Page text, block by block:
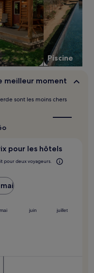
Piscine
meilleur moment
sont les moins chers
pour les hôtels
pour deux voyageurs.
mai juin juillet